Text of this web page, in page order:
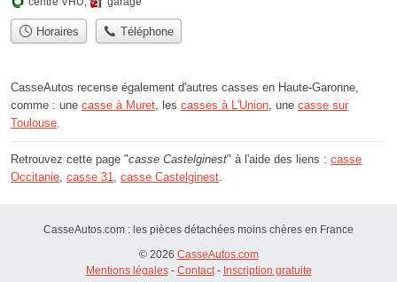
Horaires Téléphone
CasseAutos recense également d'autres casses en Haute-Garonne,
comme : une casse à Muret, les casses à L'Union, une casse sur
Toulouse.
Retrouvez cette page "casse Castelginest" à l'aide des liens : casse
Occitanie, casse 31, casse Castelginest.
CasseAutos.com : les pièces détachées moins chères en France
© 2026 CasseAutos.com
Mentions légales- Contact- Inscription gratuite